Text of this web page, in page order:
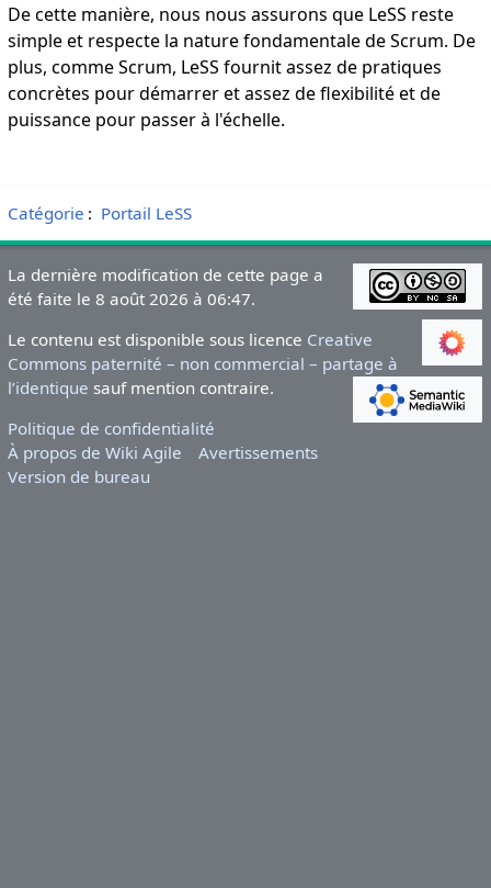
De cette manière, nous nous assurons que LeSS reste
simple et respecte la nature fondamentale de Scrum. De
plus, comme Scrum, LeSS fournit assez de pratiques
concrètes pour démarrer et assez de flexibilité et de
puissance pour passer à l'échelle.
Catégorie : Portail LeSS
La dernière modification de cette page a
été faite le 8 août 2026 à 06:47.
Le contenu est disponible sous licence Creative
Commons paternité – non commercial – partage à
l’identique sauf mention contraire.
Politique de confidentialité
À propos de Wiki Agile
Avertissements
Version de bureau